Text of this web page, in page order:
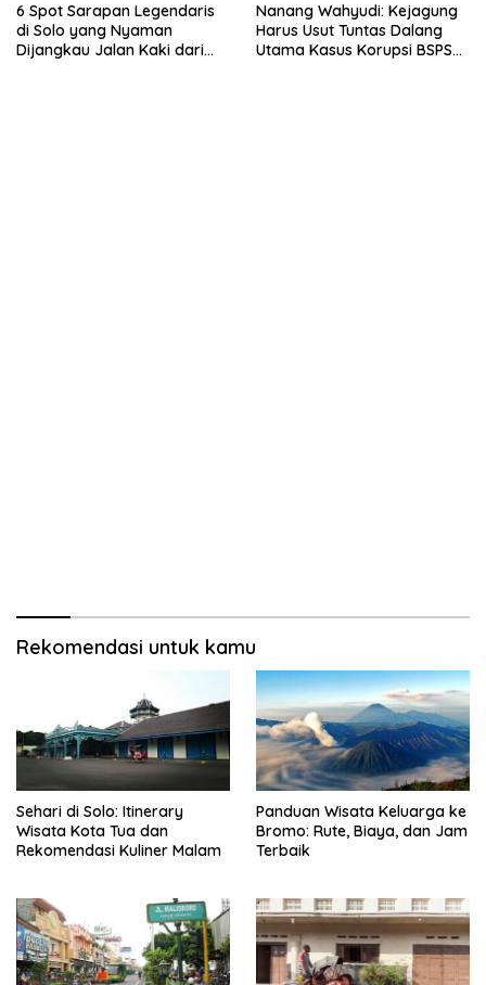
6 Spot Sarapan Legendaris
di Solo yang Nyaman
Dijangkau Jalan Kaki dari
Nanang Wahyudi: Kejagung
Harus Usut Tuntas Dalang
Utama Kasus Korupsi BSPS
Rekomendasi untuk kamu
Sehari di Solo: Itinerary
Wisata Kota Tua dan
Rekomendasi Kuliner Malam
Panduan Wisata Keluarga ke
Bromo: Rute, Biaya, dan Jam
Terbaik